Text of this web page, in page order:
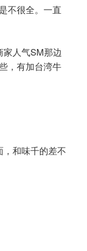
不很全。一直
人气SM那边
，有加台湾牛
和味千的差不